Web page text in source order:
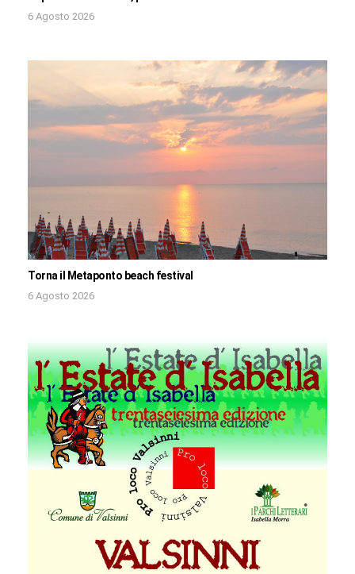
6 Agosto 2026
Torna il Metaponto beach festival
6 Agosto 2026